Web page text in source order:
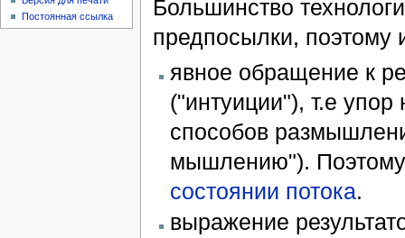
Большинство
предпосылки, поэтому
явное обращение к
("интуиции"), т.е упор
способов
мышлению"). Поэтому
состоянии потока.
выражение
Постоянная ссылка